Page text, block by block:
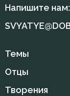
Напишите нам:
Темы
Отцы
Творения